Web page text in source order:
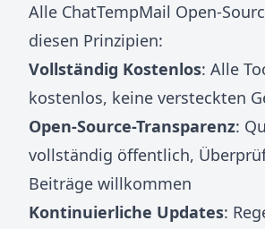
Alle ChatTempMail Open-
diesen Prinzipien:
Vollständig Kostenlos: Alle
kostenlos, keine versteckten
Open-Source-Transparenz:
vollständig öffentlich,
Beiträge willkommen
Kontinuierliche Updates: